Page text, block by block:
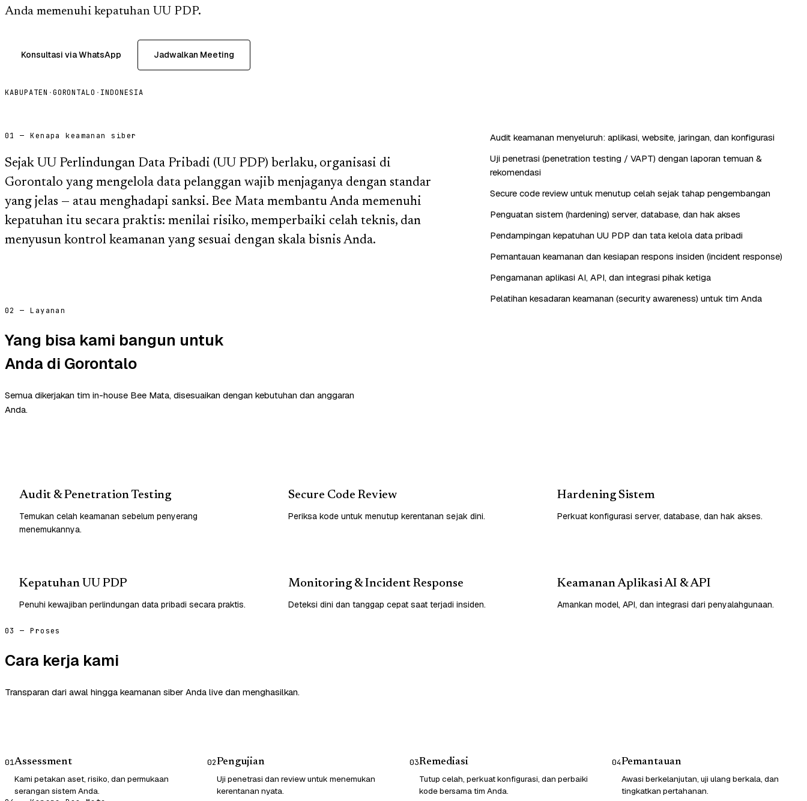
Anda memenuhi kepatuhan UU PDP.
Konsultasi via WhatsApp Jadwalkan Meeting
KABUPATEN ·GORONTALO · INDONESIA
01 — Kenapa keamanan siber
Sejak UU Perlindungan Data Pribadi (UU PDP) berlaku, organisasi di
Gorontalo yang mengelola data pelanggan wajib menjaganya dengan standar
yang jelas — atau menghadapi sanksi. Bee Mata membantu Anda memenuhi
kepatuhan itu secara praktis: menilai risiko, memperbaiki celah teknis, dan
menyusun kontrol keamanan yang sesuai dengan skala bisnis Anda.
Audit keamanan menyeluruh: aplikasi, website, jaringan, dan konfigurasi
Uji penetrasi (penetration testing / VAPT) dengan laporan temuan &
rekomendasi
Secure code review untuk menutup celah sejak tahap pengembangan
Penguatan sistem (hardening) server, database, dan hak akses
Pendampingan kepatuhan UU PDP dan tata kelola data pribadi
Pemantauan keamanan dan kesiapan respons insiden (incident response)
Pengamanan aplikasi AI, API, dan integrasi pihak ketiga
Pelatihan kesadaran keamanan (security awareness) untuk tim Anda
02 — Layanan
Yang bisa kami bangun untuk
Anda di Gorontalo
Semua dikerjakan tim in-house Bee Mata, disesuaikan dengan kebutuhan dan anggaran
Anda.
Audit & Penetration Testing
Temukan celah keamanan sebelum penyerang
menemukannya.
Secure Code Review
Periksa kode untuk menutup kerentanan sejak dini.
Hardening Sistem
Perkuat konfigurasi server, database, dan hak akses.
Kepatuhan UU PDP
Penuhi kewajiban perlindungan data pribadi secara praktis.
Monitoring & Incident Response
Deteksi dini dan tanggap cepat saat terjadi insiden.
Keamanan Aplikasi AI & API
Amankan model, API, dan integrasi dari penyalahgunaan.
03 — Proses
Cara kerja kami
Transparan dari awal hingga keamanan siber Anda live dan menghasilkan.
01Assessment
Kami petakan aset, risiko, dan permukaan
serangan sistem Anda.
02Pengujian
Uji penetrasi dan review untuk menemukan
kerentanan nyata.
03Remediasi
Tutup celah, perkuat konfigurasi, dan perbaiki
kode bersama tim Anda.
04Pemantauan
Awasi berkelanjutan, uji ulang berkala, dan
tingkatkan pertahanan.